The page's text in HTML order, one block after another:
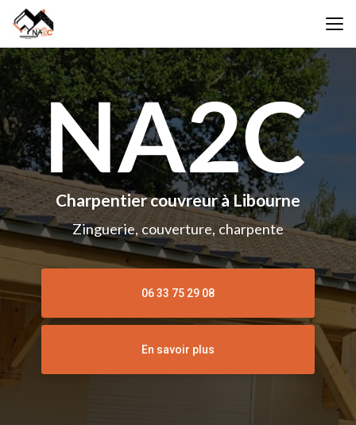
contenu
principal
Charpentier couvreur à Libourne
Zinguerie, couverture, charpente
06 33 75 29 08
En savoir plus